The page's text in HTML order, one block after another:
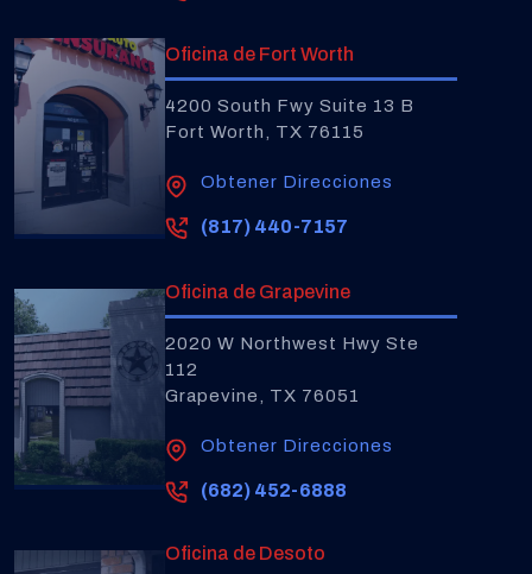
Oficina de Fort Worth
4200 South Fwy Suite 13 B
Fort Worth, TX 76115
Obtener Direcciones
(817) 440-7157
Oficina de Grapevine
2020 W Northwest Hwy Ste
112
Grapevine, TX 76051
Obtener Direcciones
(682) 452-6888
Oficina de Desoto